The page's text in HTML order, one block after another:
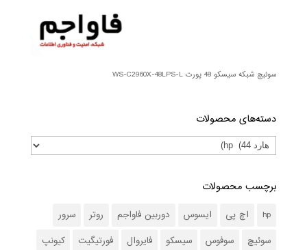
سوئیچ شبکه سیسکو 48 پورت WS-C2960X-48LPS-L
دسته‌های محصولات
برچسب محصولات
hp اچ پی ایسوس دوربین فاواجم روتر
سرور
سوئیچ
سوفوس سیسکو فایروال فورتیگیت کیونپ